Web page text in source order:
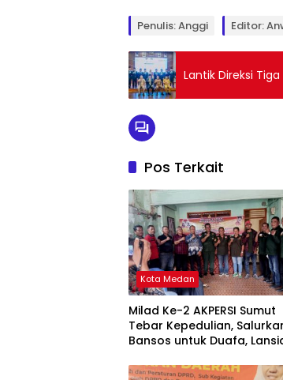
Penulis: Anggi Editor:
Lantik Direksi
Pos Terkait
Kota Medan
Milad Ke-2 AKPERSI Sumut
Tebar Kepedulian,
Bansos untuk Duafa,